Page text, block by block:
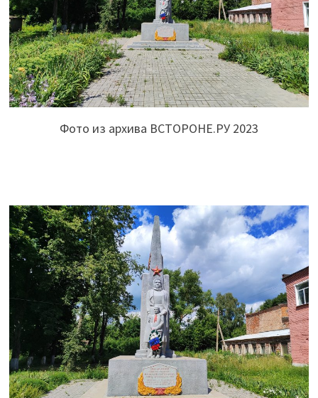
Фото из архива ВСТОРОНЕ.РУ 2023